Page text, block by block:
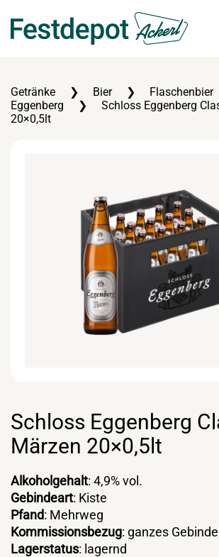
Zum Hauptinhalt springen
Getränke Bier Flaschenbier
Eggenberg
Schloss Eggenberg
20×0,5lt
Schloss Eggenberg
Märzen 20×0,5lt
Alkoholgehalt: 4,9% vol.
Gebindeart: Kiste
Pfand: Mehrweg
Kommissionsbezug: ganzes Gebinde
Lagerstatus: lagernd